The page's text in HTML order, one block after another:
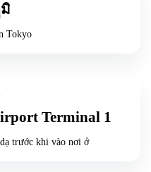
Tokyo
Terminal 1
trước khi vào nơi ở